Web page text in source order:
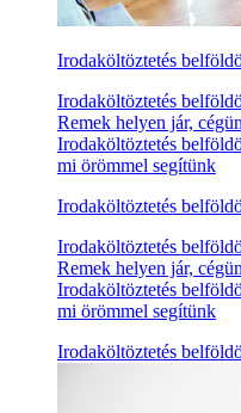
Irodaköltöztetés
Irodaköltöztetés
Remek helyen jár,
Irodaköltöztetés
mi örömmel segítünk
Irodaköltöztetés
Irodaköltöztetés
Remek helyen jár,
Irodaköltöztetés
mi örömmel segítünk
Irodaköltöztetés